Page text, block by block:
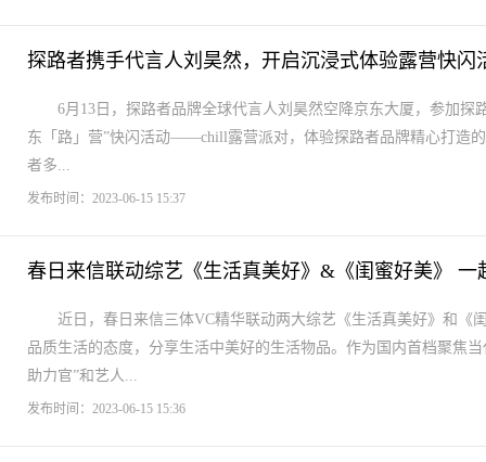
探路者携手代言人刘昊然，开启沉浸式体验露营快闪
6月13日，探路者品牌全球代言人刘昊然空降京东大厦，参加
东「路」营”快闪活动——chill露营派对，体验探路者品牌精心打造
者多...
发布时间：2023-06-15 15:37
春日来信联动综艺《生活真美好》&《闺蜜好美》 一
近日，春日来信三体VC精华联动两大综艺《生活真美好》和《
品质生活的态度，分享生活中美好的生活物品。作为国内首档聚焦
助力官”和艺人...
发布时间：2023-06-15 15:36